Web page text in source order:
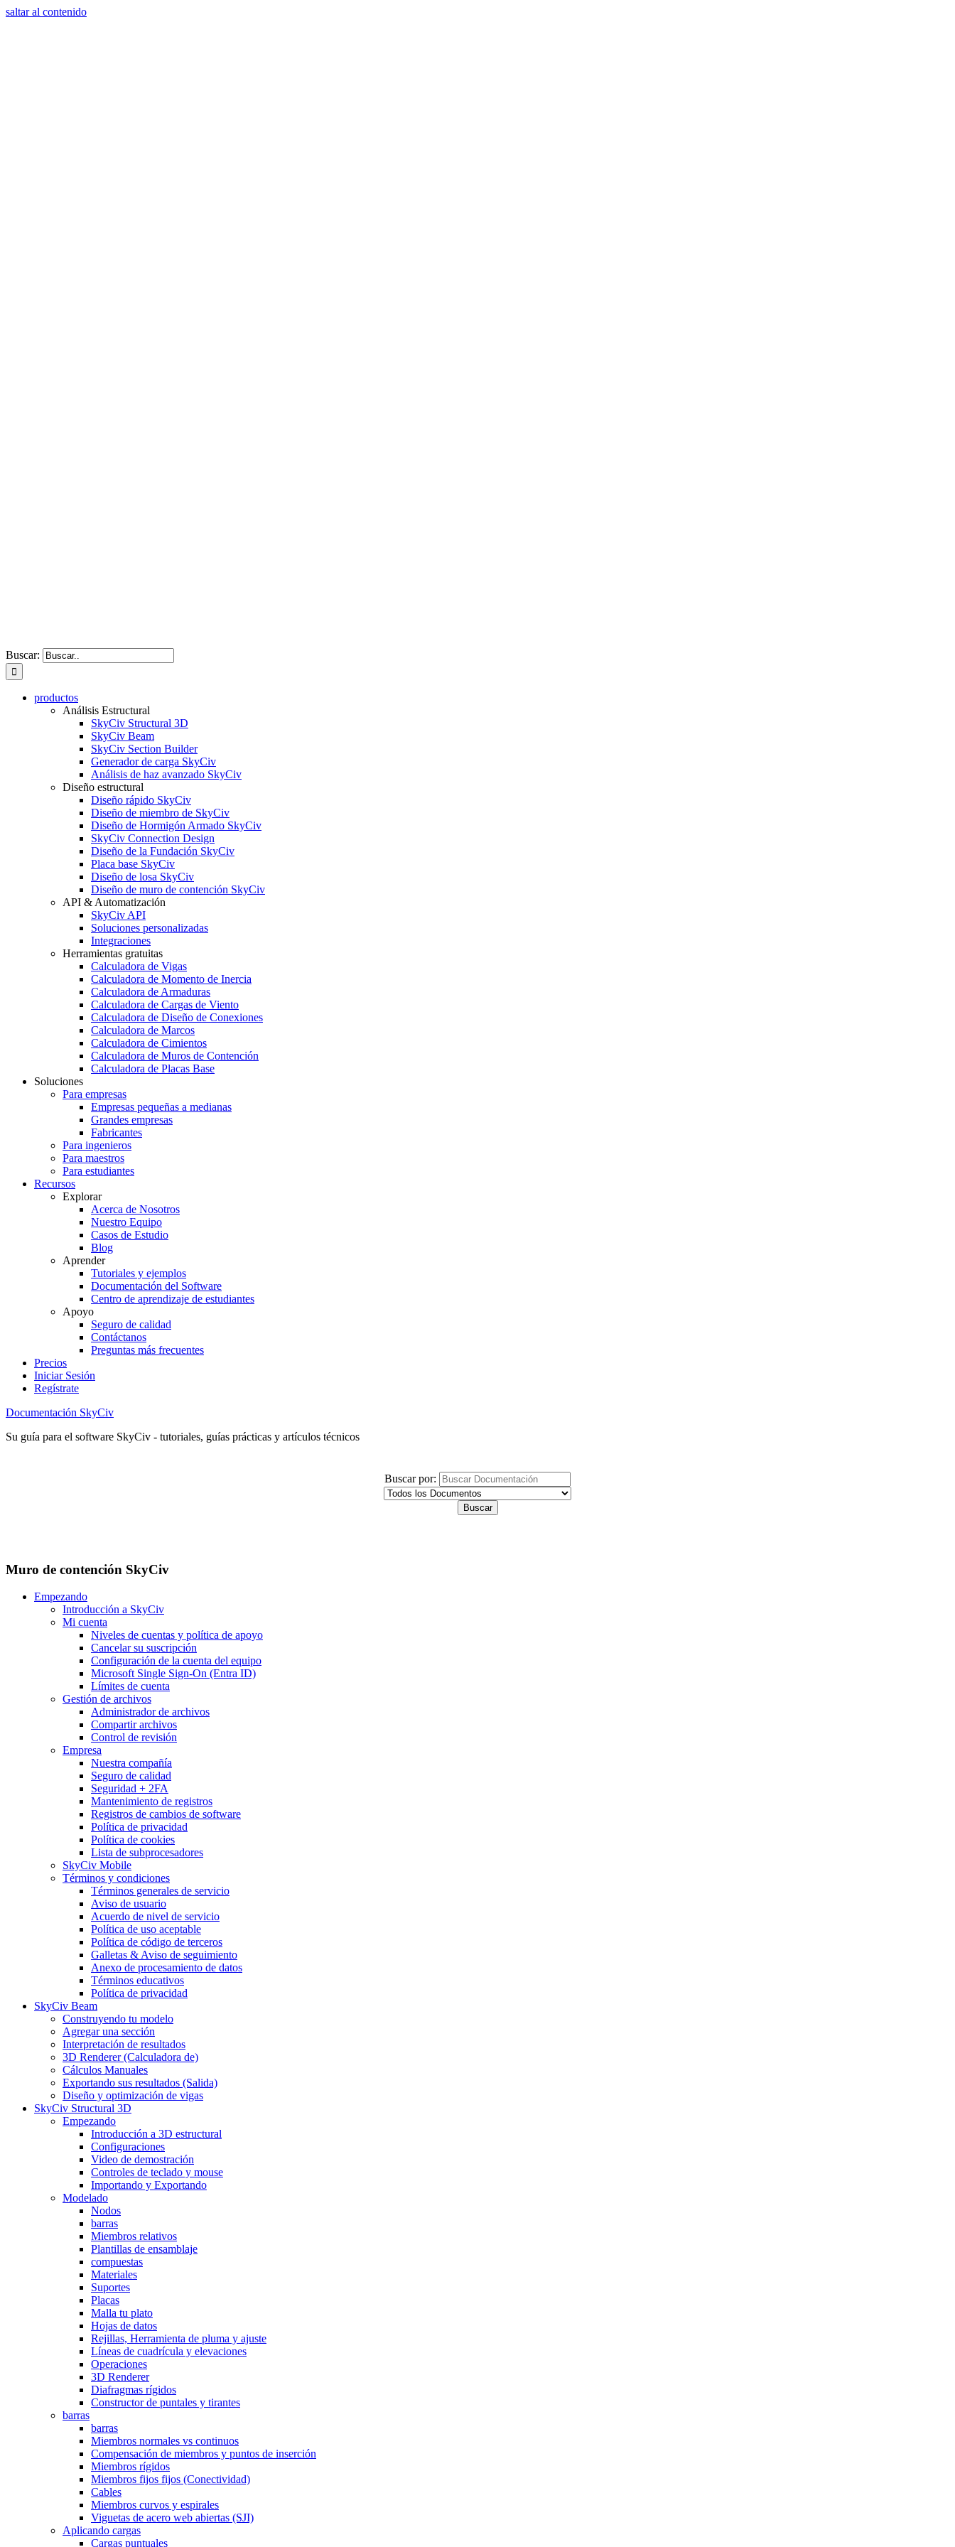
saltar al contenido
Buscar:
productos
Análisis Estructural
SkyCiv Structural 3D
SkyCiv Beam
SkyCiv Section Builder
Generador de carga SkyCiv
Análisis de haz avanzado SkyCiv
Diseño estructural
Diseño rápido SkyCiv
Diseño de miembro de SkyCiv
Diseño de Hormigón Armado SkyCiv
SkyCiv Connection Design
Diseño de la Fundación SkyCiv
Placa base SkyCiv
Diseño de losa SkyCiv
Diseño de muro de contención SkyCiv
API & Automatización
SkyCiv API
Soluciones personalizadas
Integraciones
Herramientas gratuitas
Calculadora de Vigas
Calculadora de Momento de Inercia
Calculadora de Armaduras
Calculadora de Cargas de Viento
Calculadora de Diseño de Conexiones
Calculadora de Marcos
Calculadora de Cimientos
Calculadora de Muros de Contención
Calculadora de Placas Base
Soluciones
Para empresas
Empresas pequeñas a medianas
Grandes empresas
Fabricantes
Para ingenieros
Para maestros
Para estudiantes
Recursos
Explorar
Acerca de Nosotros
Nuestro Equipo
Casos de Estudio
Blog
Aprender
Tutoriales y ejemplos
Documentación del Software
Centro de aprendizaje de estudiantes
Apoyo
Seguro de calidad
Contáctanos
Preguntas más frecuentes
Precios
Iniciar Sesión
Regístrate
Documentación SkyCiv
Su guía para el software SkyCiv - tutoriales, guías prácticas y artículos técnicos
Buscar por:
Muro de contención SkyCiv
Empezando
Introducción a SkyCiv
Mi cuenta
Niveles de cuentas y política de apoyo
Cancelar su suscripción
Configuración de la cuenta del equipo
Microsoft Single Sign-On (Entra ID)
Límites de cuenta
Gestión de archivos
Administrador de archivos
Compartir archivos
Control de revisión
Empresa
Nuestra compañía
Seguro de calidad
Seguridad + 2FA
Mantenimiento de registros
Registros de cambios de software
Política de privacidad
Política de cookies
Lista de subprocesadores
SkyCiv Mobile
Términos y condiciones
Términos generales de servicio
Aviso de usuario
Acuerdo de nivel de servicio
Política de uso aceptable
Política de código de terceros
Galletas & Aviso de seguimiento
Anexo de procesamiento de datos
Términos educativos
Política de privacidad
SkyCiv Beam
Construyendo tu modelo
Agregar una sección
Interpretación de resultados
3D Renderer (Calculadora de)
Cálculos Manuales
Exportando sus resultados (Salida)
Diseño y optimización de vigas
SkyCiv Structural 3D
Empezando
Introducción a 3D estructural
Configuraciones
Video de demostración
Controles de teclado y mouse
Importando y Exportando
Modelado
Nodos
barras
Miembros relativos
Plantillas de ensamblaje
compuestas
Materiales
Suportes
Placas
Malla tu plato
Hojas de datos
Rejillas, Herramienta de pluma y ajuste
Líneas de cuadrícula y elevaciones
Operaciones
3D Renderer
Diafragmas rígidos
Constructor de puntales y tirantes
barras
barras
Miembros normales vs continuos
Compensación de miembros y puntos de inserción
Miembros rígidos
Miembros fijos fijos (Conectividad)
Cables
Miembros curvos y espirales
Viguetas de acero web abiertas (SJI)
Aplicando cargas
Cargas puntuales